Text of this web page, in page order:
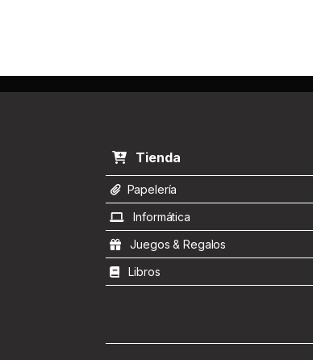
Tienda
Papelería
Informática
Juegos & Regalos
Libros